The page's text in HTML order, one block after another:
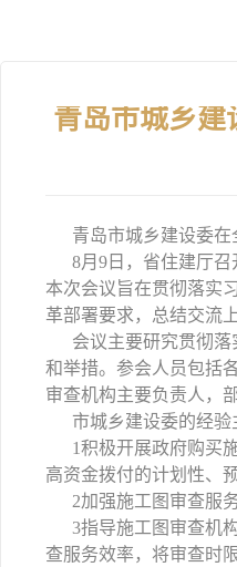
青岛市城乡建
青岛市城乡建设委
8月9日，省住建厅
本次会议旨在贯彻落实
革部署要求，总结交流
会议主要研究贯彻
和举措。参会人员包括
审查机构主要负责人，
市城乡建设委的经验
1积极开展政府购买
高资金拨付的计划性、
2加强施工图审查服
3指导施工图审查机
查服务效率，将审查时